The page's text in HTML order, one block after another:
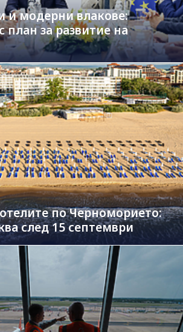
и модерни влакове:
план за развитие на
по Черноморието:
след 15 септември